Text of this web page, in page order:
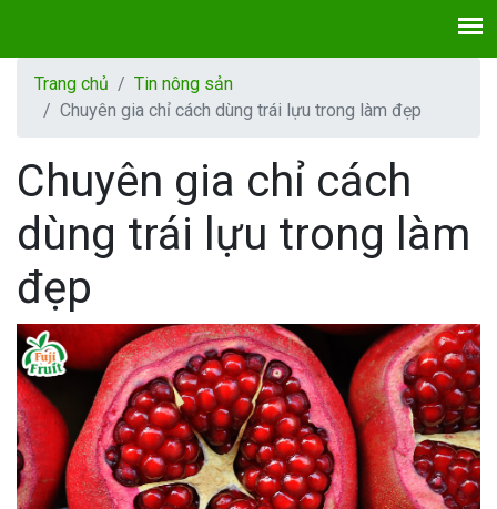
Trang chủ
Tin nông sản
Chuyên gia chỉ cách dùng trái lựu trong làm đẹp
Chuyên gia chỉ cách
dùng trái lựu trong làm
đẹp